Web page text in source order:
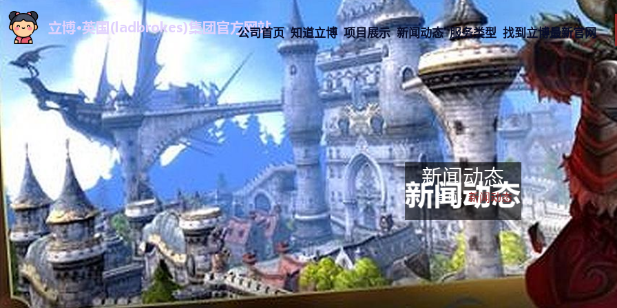
公司首页 知道立博 项目展示 新闻动态 服务类型 找到立博最新官网
新闻动态
首页- 新闻动态